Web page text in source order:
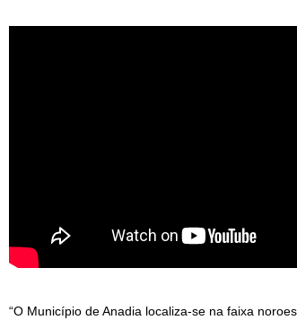
“O Município de Anadia localiza-se na faixa